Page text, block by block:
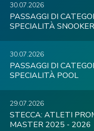
30.07.2026
PASSAGGI DI
SPECIALITÀ SNOOKER
30.07.2026
PASSAGGI DI
SPECIALITÀ POOL
29.07.2026
STECCA: ATLETI
MASTER 2025 - 2026